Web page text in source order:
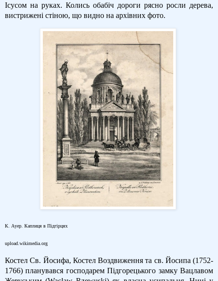
Ісусом на руках. Колись обабіч дороги рясно росли дерева,
вистрижені стіною, що видно на архівних фото.
К. Ауер. Каплиця в Підгірцях
upload.wikimedia.org
Костел Св. Йосифа, Костел Воздвиження та св. Йосипа (1752-
1766) планувався господарем Підгорецького замку Вацлавом